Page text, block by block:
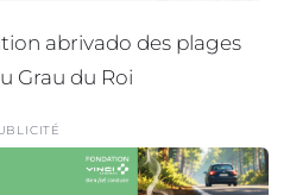
abrivado des plages
Grau du Roi